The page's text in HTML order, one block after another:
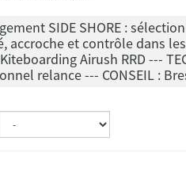
SIDE SHORE :
accroche et contrôle dans
Airush RRD ---
relance --- CONSEIL :